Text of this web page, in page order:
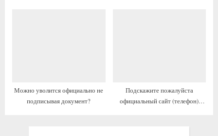
Можно уволится официально не
подписывая документ?
Подскажите пожалуйста
официальный сайт (телефон)